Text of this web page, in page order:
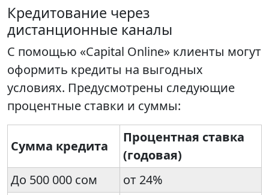
Кредитование через
дистанционные каналы
С помощью «Capital Online» клиенты могут
оформить кредиты на выгодных
условиях. Предусмотрены следующие
процентные ставки и суммы:
Сумма кредита
Процентная ставка
(годовая)
До 500 000 сом
от 24%